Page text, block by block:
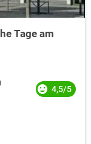
Tage am
4,5/5